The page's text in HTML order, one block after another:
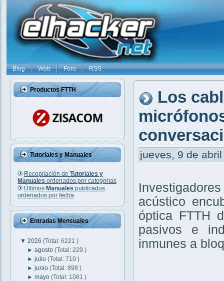
Blog Web Foro RSS
Productos FTTH
Tutoriales y Manuales
Recopilación de Tutoriales y
Manuales ordenados por categorías
Últimos Manuales publicados
ordenados por fecha
Entradas Mensuales
▼ 2026 (Total: 6221 )
►agosto(Total: 229 )
►julio(Total: 710 )
►junio(Total: 898 )
►mayo(Total: 1081 )
Los
jueves, 9 de
acústico
óptica FTTH
pasivos e
inmunes a